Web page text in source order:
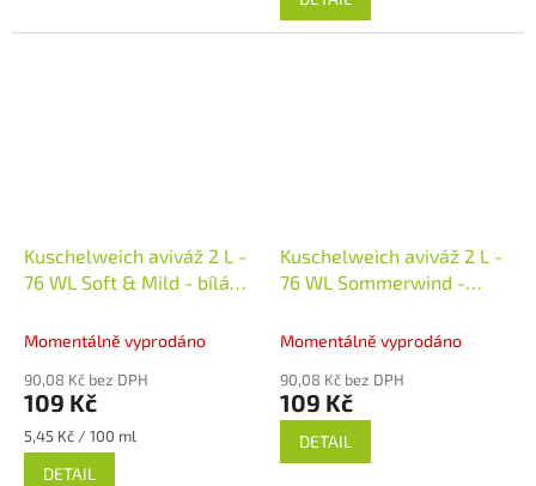
Kuschelweich aviváž 2 L -
76 WL Soft & Mild - bílá
76 WL Soft & Mild - bílá
Momentálně vyprodáno
90,08 Kč bez DPH
109 Kč
Měrná
cena:
5,45 Kč / 100 ml
DETAIL
Kuschelweich aviváž 2 L -
76 WL Sommerwind -
Momentálně vyprodáno
90,08 Kč bez DPH
109 Kč
DETAIL